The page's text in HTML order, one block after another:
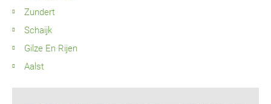
Zundert
Schaijk
Gilze En Rijen
Aalst